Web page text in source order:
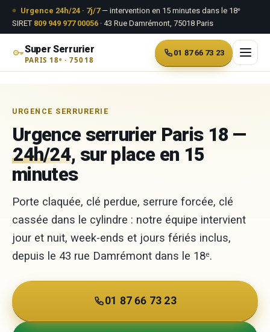
Aller au contenu
Urgence 24h/24 · 7j/7— intervention en 15 minutes dans le 18ᵉ
SIRET 809 949 977 00056 · 43 Rue Damrémont, 75018 Paris
Super Serrurier
PARIS 18ᵉ · 75018
01 87 66 73 23
URGENCE SERRURERIE
Urgence serrurier Paris 18 —
24h/24, sur place en 15
minutes
Porte claquée, clé perdue, serrure forcée, clé
cassée dans le cylindre : notre équipe intervient
jour et nuit, week-ends et jours fériés inclus,
depuis le 43 rue Damrémont dans le 18ᵉ.
01 87 66 73 23